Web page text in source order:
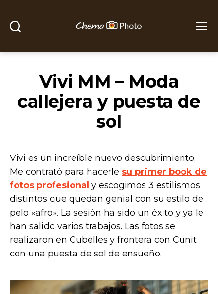
Photo
Vivi MM – Moda
callejera y puesta de
sol
Vivi es un increíble nuevo descubrimiento.
Me contrató para hacerle su primer book de
fotos profesional y escogimos 3 estilismos
distintos que quedan genial con su estilo de
pelo «afro». La sesión ha sido un éxito y ya le
han salido varios trabajos. Las fotos se
realizaron en Cubelles y frontera con Cunit
con una puesta de sol de ensueño.